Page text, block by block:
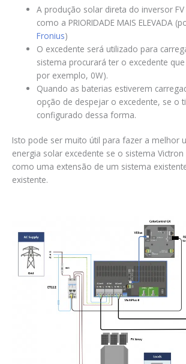
A produção solar direta do inversor
como a PRIORIDADE MAIS ELEVADA
Fronius)
O excedente será utilizado para
sistema procurará ter o excedente
por exemplo, 0W).
Quando as baterias estiverem
opção de despejar o excedente, se o
configurado dessa forma.
Isto pode ser muito útil para fazer a melhor
energia solar excedente se o sistema Victron
como uma extensão de um sistema
existente.